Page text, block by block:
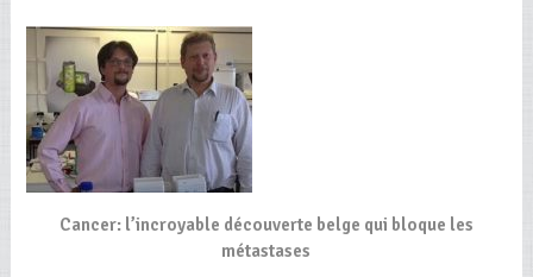
Cancer: l’incroyable découverte belge qui bloque les
métastases